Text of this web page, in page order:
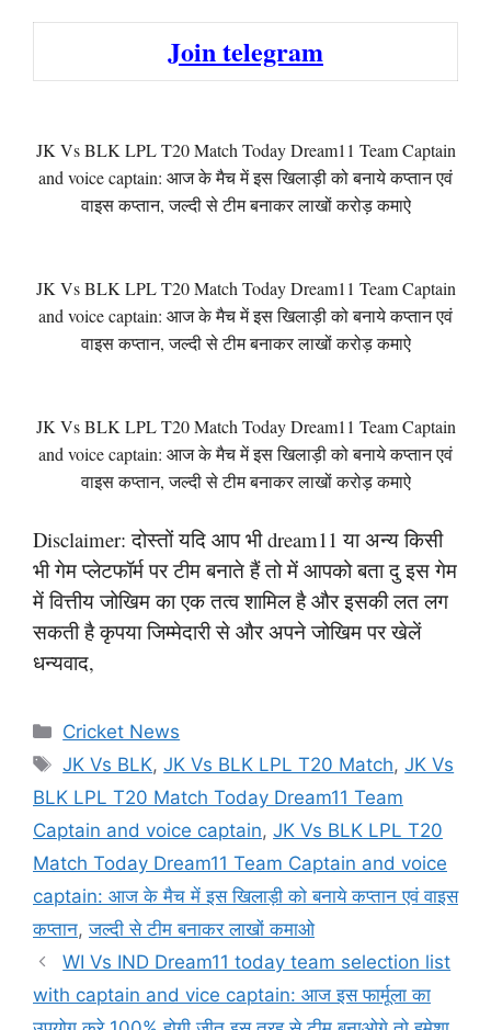
Join telegram
JK Vs BLK LPL T20 Match Today Dream11 Team Captain
and voice captain: आज के मैच में इस खिलाड़ी को बनाये कप्तान एवं
वाइस कप्तान, जल्दी से टीम बनाकर लाखों करोड़ कमाऐ
JK Vs BLK LPL T20 Match Today Dream11 Team Captain
and voice captain: आज के मैच में इस खिलाड़ी को बनाये कप्तान एवं
वाइस कप्तान, जल्दी से टीम बनाकर लाखों करोड़ कमाऐ
JK Vs BLK LPL T20 Match Today Dream11 Team Captain
and voice captain: आज के मैच में इस खिलाड़ी को बनाये कप्तान एवं
वाइस कप्तान, जल्दी से टीम बनाकर लाखों करोड़ कमाऐ
Disclaimer: दोस्तों यदि आप भी dream11 या अन्य किसी
भी गेम प्लेटफॉर्म पर टीम बनाते हैं तो में आपको बता दु इस गेम
में वित्तीय जोखिम का एक तत्व शामिल है और इसकी लत लग
सकती है कृपया जिम्मेदारी से और अपने जोखिम पर खेलें
धन्यवाद,
Categories
Cricket News
Tags
JK Vs BLK,JK Vs BLK LPL T20 Match,JK Vs
BLK LPL T20 Match Today Dream11 Team
Captain and voice captain, JK Vs BLK LPL T20
Match Today Dream11 Team Captain and voice
captain: आज के मैच में इस खिलाड़ी को बनाये कप्तान एवं वाइस
कप्तान,जल्दी से टीम बनाकर लाखों कमाओ
WI Vs IND Dream11 today team selection list
with captain and vice captain: आज इस फार्मूला का